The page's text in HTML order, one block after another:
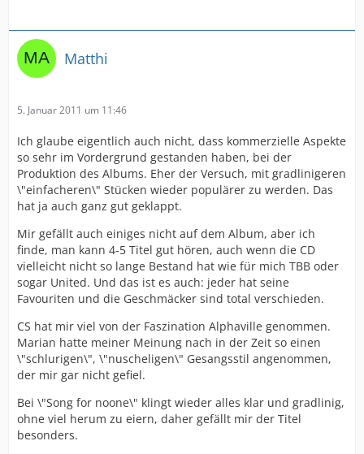
Matthi
5. Januar 2011 um 11:46
Ich glaube eigentlich auch nicht, dass kommerzielle Aspekte
so sehr im Vordergrund gestanden haben, bei der
Produktion des Albums. Eher der Versuch, mit gradlinigeren
\"einfacheren\" Stücken wieder populärer zu werden. Das
hat ja auch ganz gut geklappt.
Mir gefällt auch einiges nicht auf dem Album, aber ich
finde, man kann 4-5 Titel gut hören, auch wenn die CD
vielleicht nicht so lange Bestand hat wie für mich TBB oder
sogar United. Und das ist es auch: jeder hat seine
Favouriten und die Geschmäcker sind total verschieden.
CS hat mir viel von der Faszination Alphaville genommen.
Marian hatte meiner Meinung nach in der Zeit so einen
\"schlurigen\", \"nuscheligen\" Gesangsstil angenommen,
der mir gar nicht gefiel.
Bei \"Song for noone\" klingt wieder alles klar und gradlinig,
ohne viel herum zu eiern, daher gefällt mir der Titel
besonders.